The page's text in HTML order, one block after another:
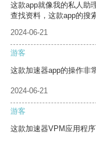
这款app就像我的私人助
查找资料，这款app的搜
2024-06-21
游客
这款加速器app的操作非
2024-06-21
游客
这款加速器VPM应用程